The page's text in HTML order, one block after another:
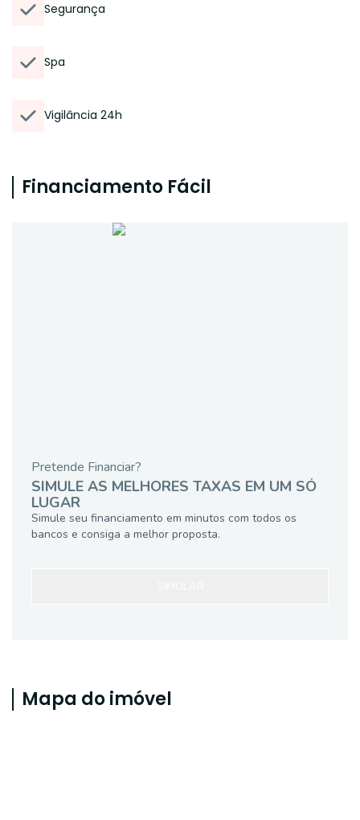
Segurança
Spa
Vigilância 24h
Financiamento Fácil
Pretende Financiar?
SIMULE AS MELHORES TAXAS EM UM SÓ
LUGAR
Simule seu financiamento em minutos com todos os
bancos e consiga a melhor proposta.
Mapa do imóvel